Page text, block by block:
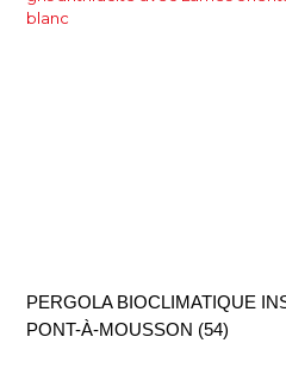
PERGOLA BIOCLIMATIQUE
PONT-À-MOUSSON (54)